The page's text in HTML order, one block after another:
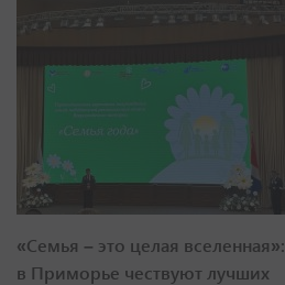
«Семья – это целая вселенная»:
в Приморье чествуют лучших